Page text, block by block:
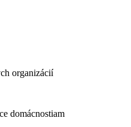
organizácií
domácnostiam